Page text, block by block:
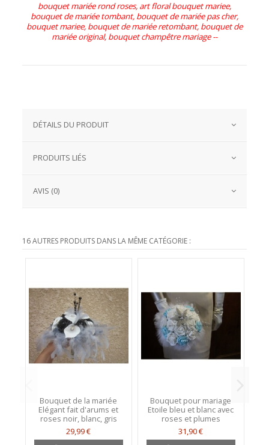
bouquet mariée rond roses, art floral bouquet mariee,
bouquet de mariée tombant, bouquet de mariée pas cher,
bouquet mariee, bouquet de mariée retombant, bouquet de
mariée original, bouquet champêtre mariage --
DÉTAILS DU PRODUIT
PRODUITS LIÉS
AVIS (0)
16 AUTRES PRODUITS DANS LA MÊME CATÉGORIE :
Bouquet de la mariée
Elégant fait d'arums et
roses noir, blanc, gris
29,99 €
Bouquet pour mariage
Etoile bleu et blanc avec
roses et plumes
31,90 €